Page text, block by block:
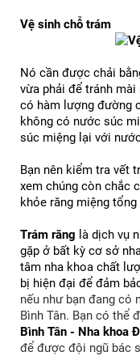
Vệ sinh chỗ trám
Nó cần được chải
vừa phải để tránh
có hàm lượng đường
không có nước súc
súc miệng lại với
Bạn nên kiểm tra vết
xem chúng còn chắc
khỏe răng miệng tổng
Trám răng là dịch vụ
gặp ở bất kỳ cơ sở
tâm nha khoa chất
bị hiện đại để đảm
nếu như bạn đang có
Bình Tân. Bạn có thể
Bình Tân - Nha khoa
để được đội ngũ bác